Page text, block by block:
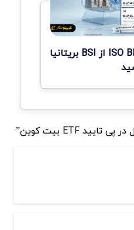
گواهینامه ISO BNB Chain از BSI بریتانیا